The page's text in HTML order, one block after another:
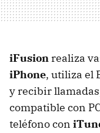
iFusion realiza
iPhone, utiliza el
y recibir
compatible con
teléfono con